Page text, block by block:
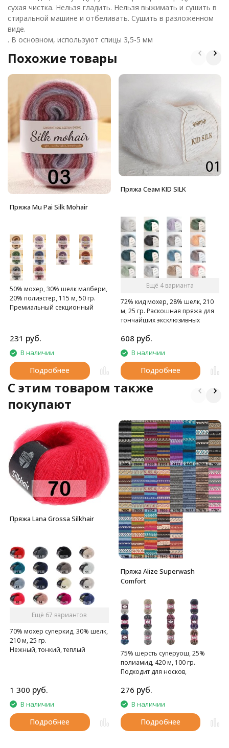
сухая чистка. Нельзя гладить. Нельзя выжимать и сушить в
стиральной машине и отбеливать. Сушить в разложенном
виде.
. В основном, используют спицы 3,5-5 мм
Похожие товары
Пряжа Mu Pai Silk Mohair
50% мохер, 30% шелк малбери,
20% полиэстер, 115 м, 50 гр.
Премиальный секционный
231 руб.
В наличии
Подробнее
Пряжа Сеам KID SILK
Ещё 4 варианта
72% кид мохер, 28% шелк, 210
м, 25 гр. Раскошная пряжа для
тончайших эксклюзивных
608 руб.
В наличии
Подробнее
C этим товаром также
покупают
Пряжа Lana Grossa Silkhair
Ещё 67 вариантов
70% мохер суперкид, 30% шелк,
210 м, 25 гр.
Нежный, тонкий, теплый
1 300 руб.
В наличии
Подробнее
Пряжа Alize Superwash
Comfort
75% шерсть суперуош, 25%
полиамид, 420 м, 100 гр.
Подходит для носков,
шапок и т.д.
276 руб.
В наличии
Подробнее